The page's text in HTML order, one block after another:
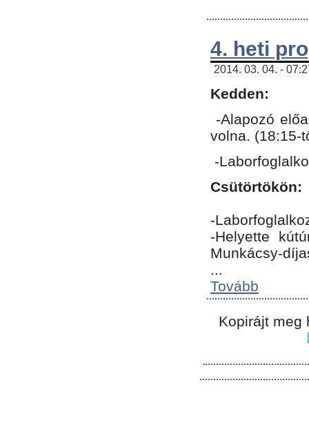
4. heti
2014. 03. 04. -
Kedden:
-Alapozó
volna. (18:15-
-
Csütörtökön:
-
-Helyette
Munkácsy-
...
Tovább
Kopirájt meg